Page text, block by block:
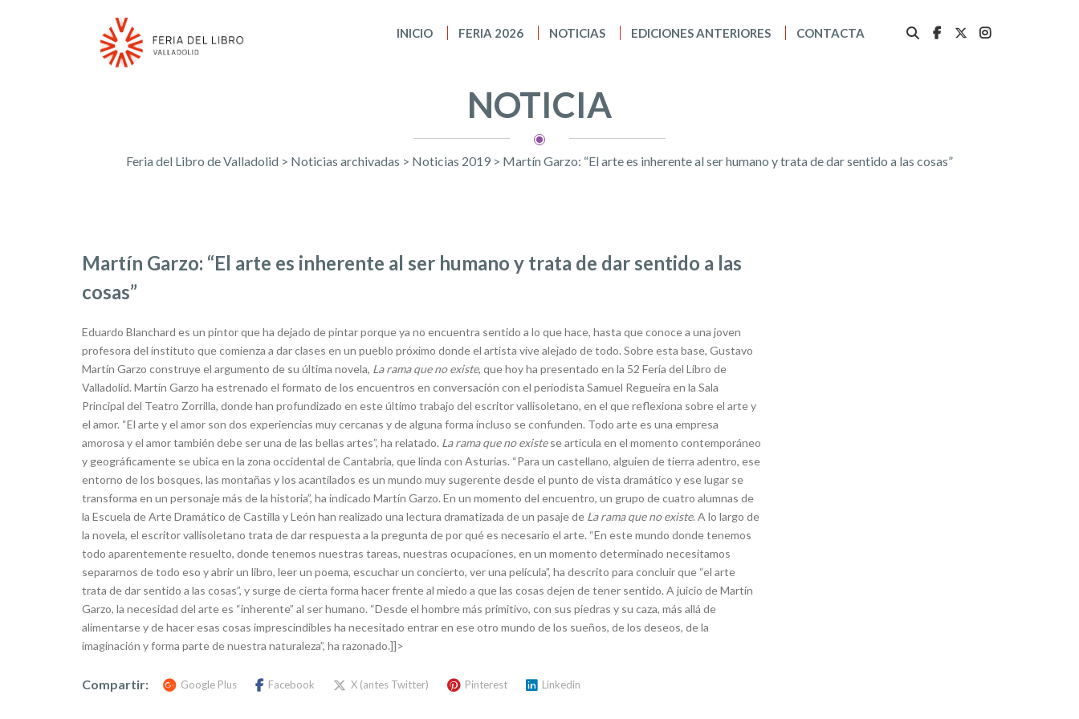
INICIO FERIA 2026 NOTICIAS EDICIONES ANTERIORES CONTACTA
NOTICIA
Feria del Libro de Valladolid > Noticias archivadas > Noticias 2019 > Martín Garzo: “El arte es inherente al ser humano y trata de dar sentido a las cosas”
Martín Garzo: “El arte es inherente al ser humano y trata de dar sentido a las
cosas”
Eduardo Blanchard es un pintor que ha dejado de pintar porque ya no encuentra sentido a lo que hace, hasta que conoce a una joven
profesora del instituto que comienza a dar clases en un pueblo próximo donde el artista vive alejado de todo. Sobre esta base, Gustavo
Martín Garzo construye el argumento de su última novela, La rama que no existe, que hoy ha presentado en la 52 Feria del Libro de
Valladolid. Martín Garzo ha estrenado el formato de los encuentros en conversación con el periodista Samuel Regueira en la Sala
Principal del Teatro Zorrilla, donde han profundizado en este último trabajo del escritor vallisoletano, en el que reflexiona sobre el arte y
el amor. “El arte y el amor son dos experiencias muy cercanas y de alguna forma incluso se confunden. Todo arte es una empresa
amorosa y el amor también debe ser una de las bellas artes”, ha relatado. La rama que no existese articula en el momento contemporáneo
y geográficamente se ubica en la zona occidental de Cantabria, que linda con Asturias. “Para un castellano, alguien de tierra adentro, ese
entorno de los bosques, las montañas y los acantilados es un mundo muy sugerente desde el punto de vista dramático y ese lugar se
transforma en un personaje más de la historia”, ha indicado Martín Garzo. En un momento del encuentro, un grupo de cuatro alumnas de
la Escuela de Arte Dramático de Castilla y León han realizado una lectura dramatizada de un pasaje de La rama que no existe. A lo largo de
la novela, el escritor vallisoletano trata de dar respuesta a la pregunta de por qué es necesario el arte. “En este mundo donde tenemos
todo aparentemente resuelto, donde tenemos nuestras tareas, nuestras ocupaciones, en un momento determinado necesitamos
separarnos de todo eso y abrir un libro, leer un poema, escuchar un concierto, ver una película”, ha descrito para concluir que “el arte
trata de dar sentido a las cosas”, y surge de cierta forma hacer frente al miedo a que las cosas dejen de tener sentido. A juicio de Martín
Garzo, la necesidad del arte es “inherente” al ser humano. “Desde el hombre más primitivo, con sus piedras y su caza, más allá de
alimentarse y de hacer esas cosas imprescindibles ha necesitado entrar en ese otro mundo de los sueños, de los deseos, de la
imaginación y forma parte de nuestra naturaleza”, ha razonado.]]>
Compartir: Google Plus Facebook X (antes Twitter) Pinterest Linkedin